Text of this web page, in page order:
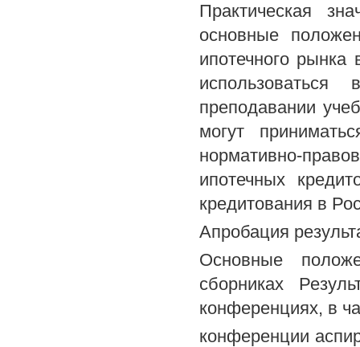
Практическая
основные
ипотечного рынка
преподавании
могут
нормативно-
ипотечных
кредитования в
Апробация
Основные
сборниках
конференциях, в
конференции